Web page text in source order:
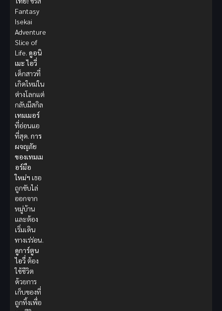
Fantasy
Isekai
Adventure
Slice of
Life. ดูอนิ
เมะ ไอวี่
เด็กสาวที่
เกิดใหม่ใน
ต่างโลกแต่
กลับมีสกิล
เทมเมอร์
ที่อ่อนแอ
ที่สุด. การ
ผจญภัย
ของเทมเม
อร์มือ
ใหม่ฯ เธอ
ถูกขับไล่
ออกจาก
หมู่บ้าน
และต้อง
เริ่มเดิน
ทางเร่ร่อน.
ดูการ์ตูน
ไอวี่ ต้อง
ใช้ชีวิต
ด้วยการ
เก็บของที่
ถูกทิ้งเพื่อ